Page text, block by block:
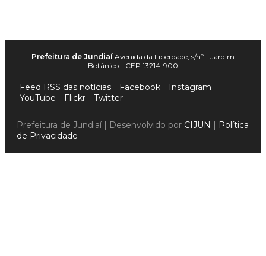
Prefeitura de Jundiaí Avenida da Liberdade, s/nº - Jardim
Botânico - CEP 13214-900
Feed RSS das notícias Facebook
Instagram
YouTube
Flickr Twitter
Prefeitura de Jundiaí | Desenvolvido por CIJUN | Política
de Privacidade